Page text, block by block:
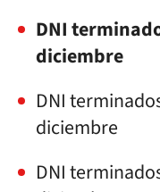
DNI
diciembre
DNI
diciembre
DNI